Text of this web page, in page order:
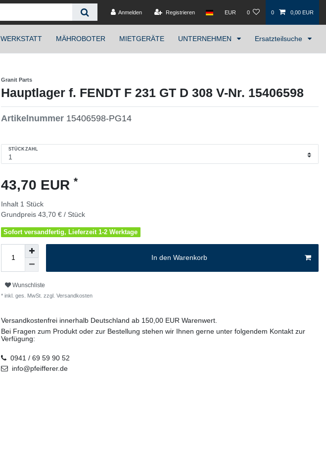
Anmelden Registrieren EUR 0 0 0,00 EUR
WERKSTATT MÄHROBOTER MIETGERÄTE UNTERNEHMEN Ersatzteilsuche
Granit Parts
Hauptlager f. FENDT F 231 GT D 308 V-Nr. 15406598
Artikelnummer 15406598-PG14
STÜCKZAHL
43,70 EUR *
Inhalt 1 Stück
Grundpreis 43,70 € / Stück
Sofort versandfertig, Lieferzeit 1-2 Werktage
In den Warenkorb
Wunschliste
* inkl. ges. MwSt. zzgl. Versandkosten
Versandkostenfrei innerhalb Deutschland ab 150,00 EUR Warenwert.
Bei Fragen zum Produkt oder zur Bestellung stehen wir Ihnen gerne unter folgendem Kontakt zur
Verfügung:
0941 / 69 59 90 52
info@pfeifferer.de